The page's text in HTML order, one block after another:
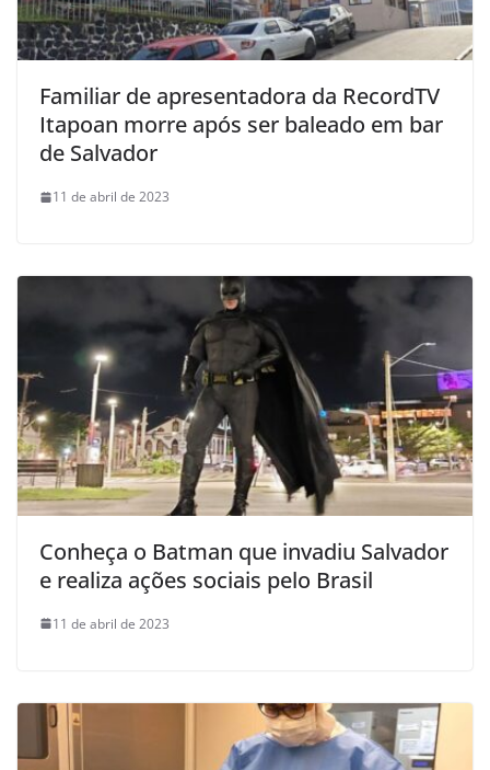
Familiar de apresentadora da RecordTV
Itapoan morre após ser baleado em bar
de Salvador
11 de abril de 2023
Conheça o Batman que invadiu Salvador
e realiza ações sociais pelo Brasil
11 de abril de 2023